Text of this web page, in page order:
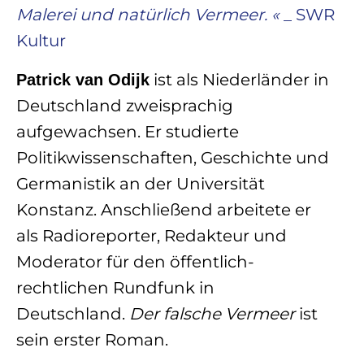
Malerei und natürlich Vermeer. «_ SWR
Kultur
Patrick van Odijk ist als Niederländer in
Deutschland zweisprachig
aufgewachsen. Er studierte
Politikwissenschaften, Geschichte und
Germanistik an der Universität
Konstanz. Anschließend arbeitete er
als Radioreporter, Redakteur und
Moderator für den öffentlich-
rechtlichen Rundfunk in
Deutschland. Der falsche Vermeerist
sein erster Roman.